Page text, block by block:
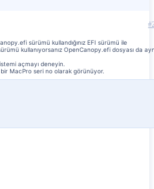
sürümü kullandığınız EFI sürümü ile
kullanıyorsanız OpenCanopy.efi dosyası da
açmayı deneyin.
MacPro seri no olarak görünüyor.